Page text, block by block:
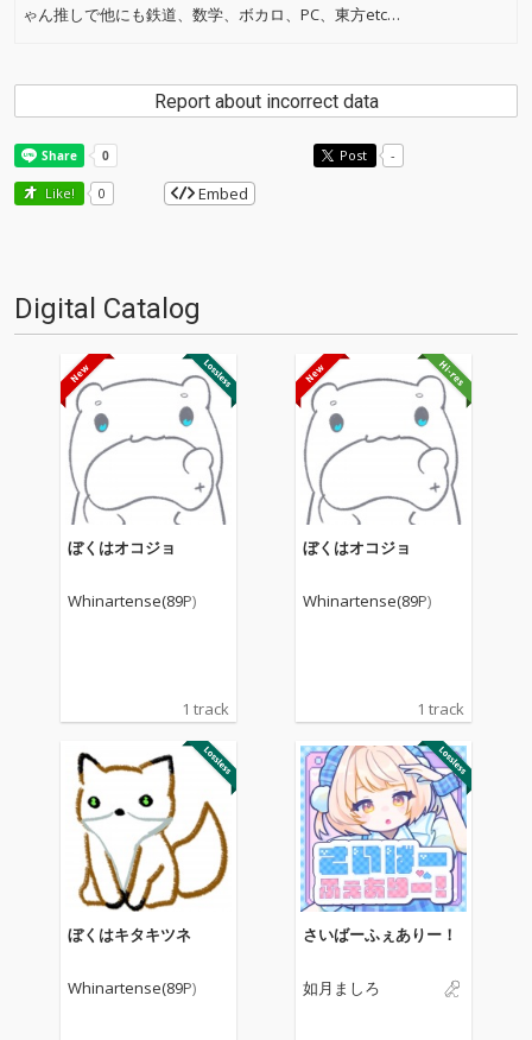
ゃん推しで他にも鉄道、数学、ボカロ、PC、東方etc…
Report about incorrect data
Post -
Like! 0 Embed
Digital Catalog
ぼくはオコジョ
Whinartense(89P)
1 track
ぼくはオコジョ
Whinartense(89P)
1 track
ぼくはキタキツネ
Whinartense(89P)
さいばーふぇありー！
如月ましろ